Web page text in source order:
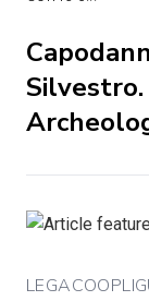
Silvestro.